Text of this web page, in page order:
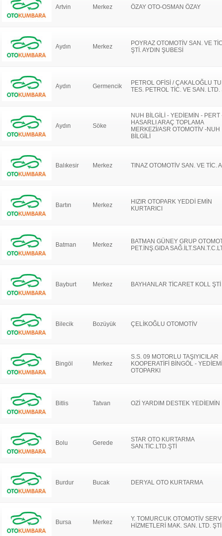
Artvin Merkez ÖZAY OTO-OSMAN ÖZAY
Aydın Merkez
POYRAZ OTOMOTİV SAN. VE
ŞTİ. AYDIN ŞUBESİ
Aydın Germencik
PETROL OFİSİ / ÇAKALOĞLU
TES. PETROL TİC. VE SAN. LTD.
Aydın Söke
NUH BİLGİLİ - YEDİEMİN - PERT
HASARLI ARAÇ TOPLAMA
MERKEZİ/ASR OTOMOTİV -NUH
BİLGİLİ
Balıkesir Merkez TINAZ OTOMOTİV SAN. VE TİC.
Bartın Merkez
HIZIR OTOPARK YEDDİ EMİN
KURTARICI
Batman Merkez
BATMAN GÜNEY GRUP
PET.İNŞ.GIDA
Bayburt Merkez BAYHANLAR TİCARET KOLL ŞTİ
Bilecik Bozüyük ÇELİKOĞLU OTOMOTİV
Bingöl Merkez
S.S. 09 MOTORLU TAŞIYICILAR
KOOPERATİFİ BİNGÖL -
OTOPARKI
Bitlis Tatvan OZİ YARDIM DESTEK YEDİEMİN
Bolu Gerede
STAR OTO KURTARMA
SAN.TİC.LTD.ŞTİ
Burdur Bucak DERYAL OTO KURTARMA
Bursa Merkez
Y. TOMURCUK OTOMOTİV
HİZMETLERİ MAK. SAN. LTD.